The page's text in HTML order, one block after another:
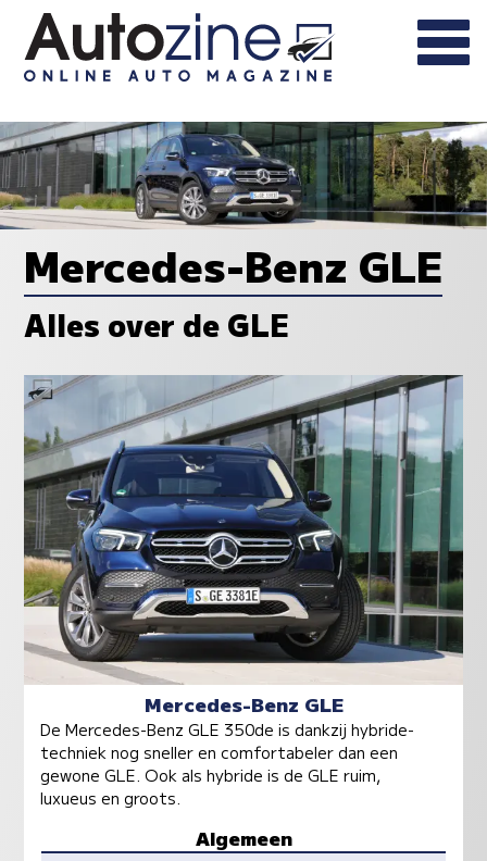
Mercedes-Benz GLE
Alles over de GLE
Mercedes-Benz GLE
De Mercedes-Benz GLE 350de is dankzij hybride-
techniek nog sneller en comfortabeler dan een
gewone GLE. Ook als hybride is de GLE ruim,
luxueus en groots.
Algemeen